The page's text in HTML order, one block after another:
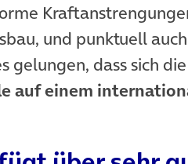
und punktuell
gelungen, dass sich die
auf einem